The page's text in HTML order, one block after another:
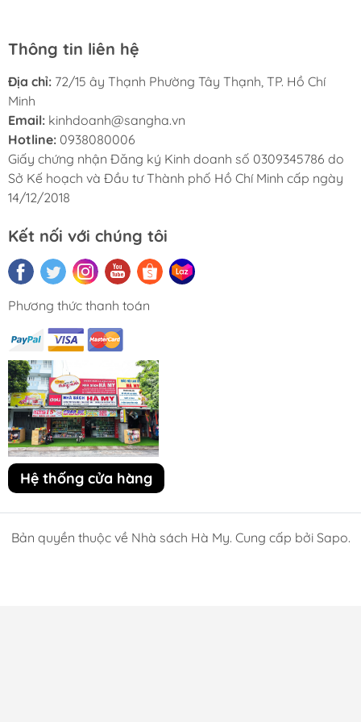
Thông tin liên hệ
Địa chỉ: 72/15 ây Thạnh Phường Tây Thạnh, TP. Hồ Chí
Minh
Email: kinhdoanh@sangha.vn
Hotline: 0938080006
Giấy chứng nhận Đăng ký Kinh doanh số 0309345786 do
Sở Kế hoạch và Đầu tư Thành phố Hồ Chí Minh cấp ngày
14/12/2018
Kết nối với chúng tôi
Phương thức thanh toán
Hệ thống cửa hàng
Bản quyền thuộc về Nhà sách Hà My. Cung cấp bởi Sapo.